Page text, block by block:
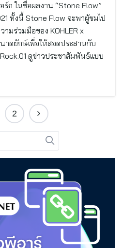
ก ในชื่อผลงาน “Stone Flow”
ทั้งนี้ Stone Flow จะพาผู้ชมไป
ามร่วมมือของ KOHLER x
าดยักษ์เพื่อให้สอดประสานกับ
ดูข่าวประชาสัมพันธ์แบบ
2